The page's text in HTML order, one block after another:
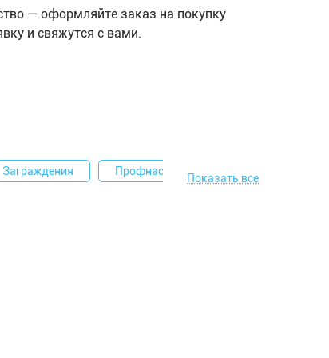
— оформляйте заказ на покупку
и свяжутся с вами.
Заграждения Профнастил
Показать все